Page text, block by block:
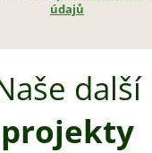
údajů
další
projekty